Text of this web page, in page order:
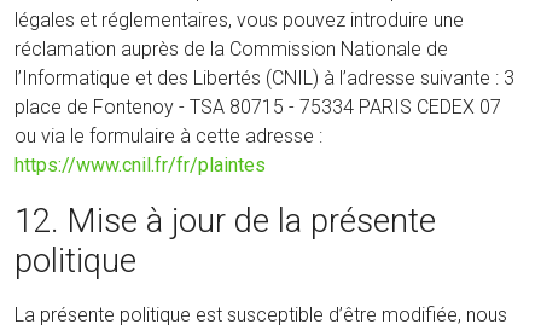
légales et réglementaires, vous pouvez introduire une
réclamation auprès de la Commission Nationale de
l’Informatique et des Libertés (CNIL) à l’adresse suivante : 3
place de Fontenoy - TSA 80715 - 75334 PARIS CEDEX 07
ou via le formulaire à cette adresse :
https://www.cnil.fr/fr/plaintes
12. Mise à jour de la présente
politique
La présente politique est susceptible d’être modifiée, nous